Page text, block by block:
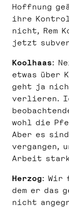
Hoffnung
ihre
nicht, Rem
jetzt
Koolhaas:
etwas über
geht ja
verlieren.
wohl die
Aber es
vergangen,
Arbeit
Herzog: Wir
dem er das
nicht